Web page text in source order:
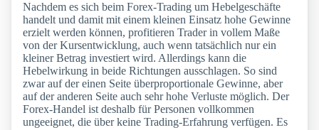
Nachdem es sich beim Forex-Trading um Hebelgeschäfte
handelt und damit mit einem kleinen Einsatz hohe Gewinne
erzielt werden können, profitieren Trader in vollem Maße
von der Kursentwicklung, auch wenn tatsächlich nur ein
kleiner Betrag investiert wird. Allerdings kann die
Hebelwirkung in beide Richtungen ausschlagen. So sind
zwar auf der einen Seite überproportionale Gewinne, aber
auf der anderen Seite auch sehr hohe Verluste möglich. Der
Forex-Handel ist deshalb für Personen vollkommen
ungeeignet, die über keine Trading-Erfahrung verfügen. Es